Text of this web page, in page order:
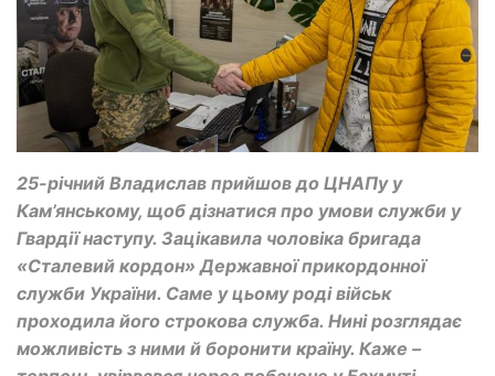
25-річний Владислав прийшов до ЦНАПу у
Кам’янському, щоб дізнатися про умови служби у
Гвардії наступу. Зацікавила чоловіка бригада
«Сталевий кордон» Державної прикордонної
служби України. Саме у цьому роді військ
проходила його строкова служба. Нині розглядає
можливість з ними й боронити країну. Каже –